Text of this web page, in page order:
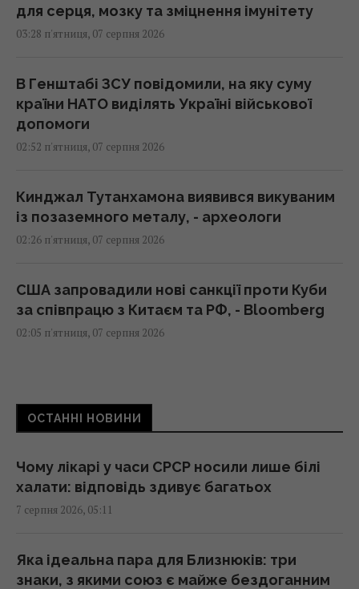
для серця, мозку та зміцнення імунітету
03:28 п'ятниця, 07 серпня 2026
В Генштабі ЗСУ повідомили, на яку суму
країни НАТО виділять Україні військової
допомоги
02:52 п'ятниця, 07 серпня 2026
Кинджал Тутанхамона виявився викуваним
із позаземного металу, - археологи
02:26 п'ятниця, 07 серпня 2026
США запровадили нові санкції проти Куби
за співпрацю з Китаєм та РФ, - Bloomberg
02:05 п'ятниця, 07 серпня 2026
названо простий предмет у салоні, що
може допомогти
"Достатньо, щоб вижити, а не перемогти":
ексчиновниця НАТО про надання ракет
01:19 п'ятниця, 07 серпня 2026
ОСТАННІ НОВИНИ
Чому лікарі у часи СРСР носили лише білі
халати: відповідь здивує багатьох
7 серпня 2026, 05:11
Яка ідеальна пара для Близнюків: три
знаки, з якими союз є майже бездоганним